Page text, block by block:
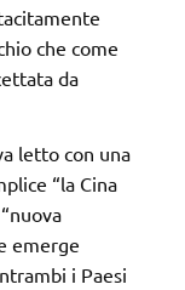
che come
da
letto con una
“la Cina
emerge
i Paesi